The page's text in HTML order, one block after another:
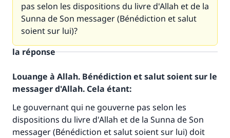
pas selon les dispositions du livre d'Allah et de la
Sunna de Son messager (Bénédiction et salut
soient sur lui)?
la réponse
Louange à Allah. Bénédiction et salut soient sur le
messager d'Allah. Cela étant:
Le gouvernant qui ne gouverne pas selon les
dispositions du livre d'Allah et de la Sunna de Son
messager (Bénédiction et salut soient sur lui) doit